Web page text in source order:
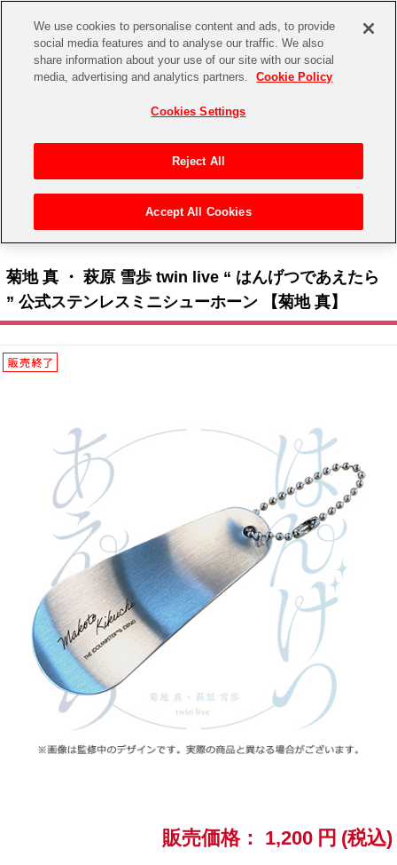
CHANNEL STORE EVENT
ゲーム 電子書籍
その他先行受付
プレミアム会員とは
アイドルマスターシリーズ
アイドルマスター
アイドルマスター SideM
アイドルマスター シャイニーカラーズ
プロジェクトアイマス ヴイアライヴ
テイルズ オブ シリーズ
太鼓の達人
ACE COMBAT
パックマン
ナムコクラシック
スサノオマジック
イベントグッズ
トイ・ホビー
イベントグッズ> その他> 菊地 真 ・ 萩原 雪歩 twin live “ はんげつ
菊地 真 ・ 萩原 雪歩 twin live “ はんげつであえたら
” 公式ステンレスミニシューホーン 【菊地 真】
販売価格： 1,200 円 (税込)
We use cookies to personalise content and ads, to provide
social media features and to analyse our traffic. We also
share information about your use of our site with our social
media, advertising and analytics partners.
Cookie Policy
Cookies Settings
Reject All
Accept All Cookies